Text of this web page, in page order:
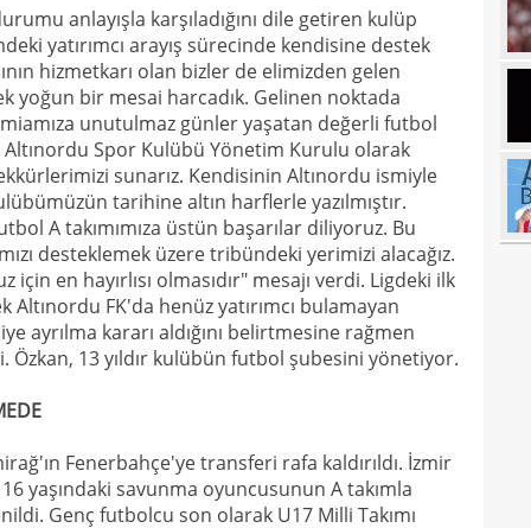
anlayışla karşıladığını dile getiren kulüp
yatırımcı arayış sürecinde kendisine destek
hizmetkarı olan bizler de elimizden gelen
yoğun bir mesai harcadık. Gelinen noktada
unutulmaz günler yaşatan değerli futbol
Altınordu Spor Kulübü Yönetim Kurulu olarak
sunarız. Kendisinin Altınordu ismiyle
tarihine altın harflerle yazılmıştır.
A takımımıza üstün başarılar diliyoruz. Bu
desteklemek üzere tribündeki yerimizi alacağız.
en hayırlısı olmasıdır" mesajı verdi. Ligdeki ilk
FK'da henüz yatırımcı bulamayan
ayrılma kararı aldığını belirtmesine rağmen
Özkan, 13 yıldır kulübün futbol şubesini yönetiyor.
Fenerbahçe'ye transferi rafa kaldırıldı. İzmir
yaşındaki savunma oyuncusunun A takımla
Genç futbolcu son olarak U17 Milli Takımı